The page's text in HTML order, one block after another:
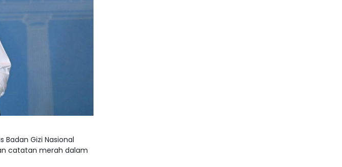
Gizi Nasional
catatan merah dalam